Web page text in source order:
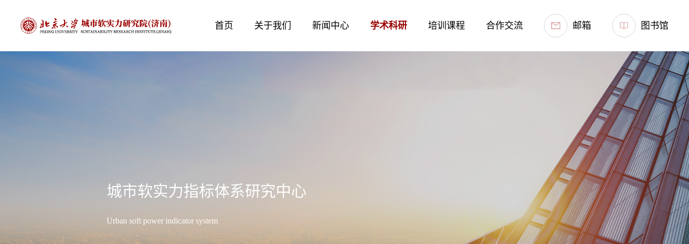
首页 关于我们 新闻中心 学术科研 培训课程 合作交流 邮箱 图书馆
城市软实力指标体系研究中心
Urban soft power indicator system